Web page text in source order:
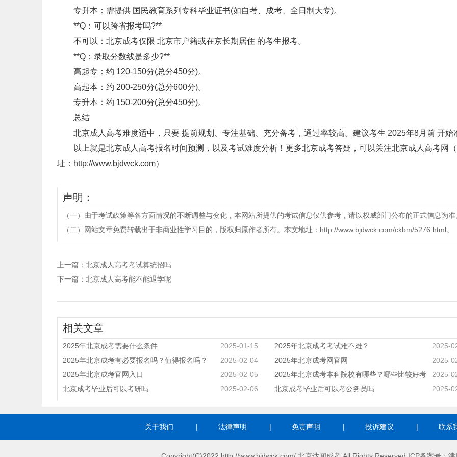
专升本：需提供 国民教育系列专科毕业证书(如自考、成考、全日制大专)。
**Q：可以跨省报考吗?**
不可以：北京成考仅限 北京市户籍或在京长期居住 的考生报考。
**Q：录取分数线是多少?**
高起专：约 120-150分(总分450分)。
高起本：约 200-250分(总分600分)。
专升本：约 150-200分(总分450分)。
总结
北京成人高考难度适中，只要 提前规划、专注基础、充分备考，通过率较高。建议考生 2025年8月前 开始
以上就是北京成人高考报名时间预测，以及考试难度分析！更多北京成考答疑，可以关注北京成人高考网（
址：http://www.bjdwck.com）
声明：
（一）由于考试政策等各方面情况的不断调整与变化，本网站所提供的考试信息仅供参考，请以权威部门公布的正式信息为准
（二）网站文章免费转载出于非商业性学习目的，版权归原作者所有。本文地址：http://www.bjdwck.com/ckbm/5276.html。
上一篇： 北京成人高考考试算统招吗
下一篇： 北京成人高考能不能退学呢
相关文章
2025年北京成考需要什么条件 2025-01-15 2025年北京成考考试难不难？
2025-
2025年北京成考有必要报名吗？值得报名吗？
2025-02-04 2025年北京成考网官网
2025-
2025年北京成考官网入口
2025-02-05 2025年北京成考本科院校有哪些？哪些比较好考
2025-
北京成考毕业后可以考研吗
2025-02-06 北京成考毕业后可以考公务员吗 2025-
关于我们 | 法律声明 | 免责声明 | 投诉建议 | 联系